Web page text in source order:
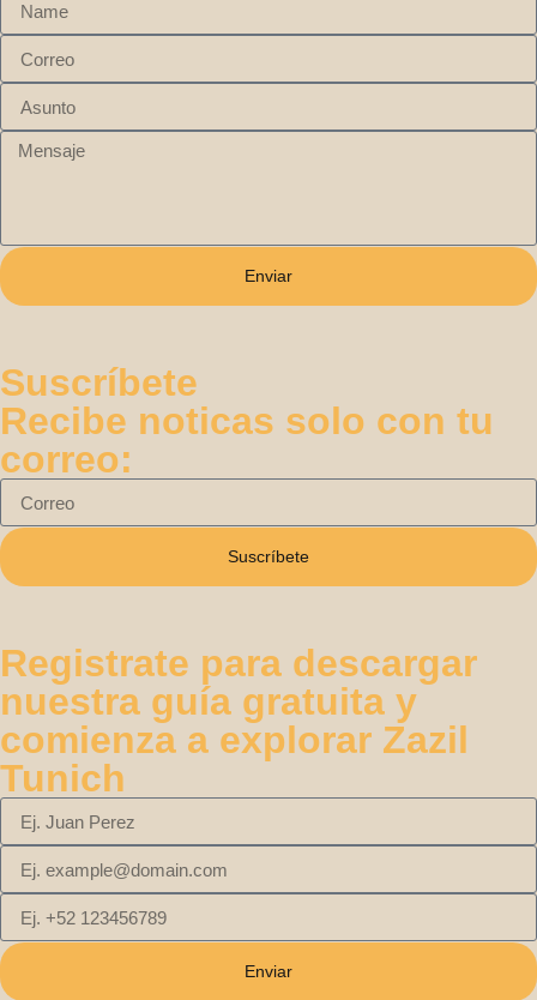
Enviar
Suscríbete
Recibe noticas solo con tu
correo:
Suscríbete
Registrate para descargar
nuestra guía gratuita y
comienza a explorar Zazil
Tunich
Enviar